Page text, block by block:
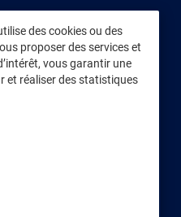
des cookies ou des
proposer des services et
vous garantir une
et réaliser des statistiques